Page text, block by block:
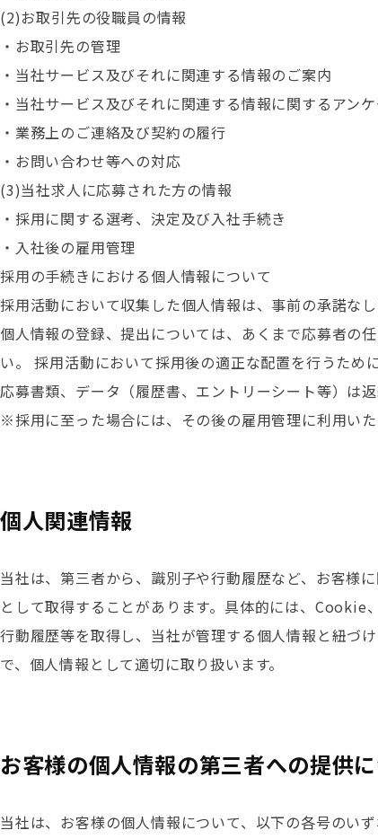
(2)お取引先の役職員の情報
・お取引先の管理
・当社サービス及びそれに関連する情報のご案内
・当社サービス及びそれに関連する情報に関するアン
・業務上のご連絡及び契約の履行
・お問い合わせ等への対応
(3)当社求人に応募された方の情報
・採用に関する選考、決定及び入社手続き
・入社後の雇用管理
採用の手続きにおける個人情報について
採用活動において収集した個人情報は、事前の承諾な
個人情報の登録、提出については、あくまで応募者の
い。 採用活動において採用後の適正な配置を行うため
応募書類、データ（履歴書、エントリーシート等）は
※採用に至った場合には、その後の雇用管理に利用いた
個人関連情報
当社は、第三者から、識別子や行動履歴など、お客様
として取得することがあります。具体的には、
行動履歴等を取得し、当社が管理する個人情報と紐づ
で、個人情報として適切に取り扱います。
お客様の個人情報の第三者への提供
当社は、お客様の個人情報について、以下の各号のい